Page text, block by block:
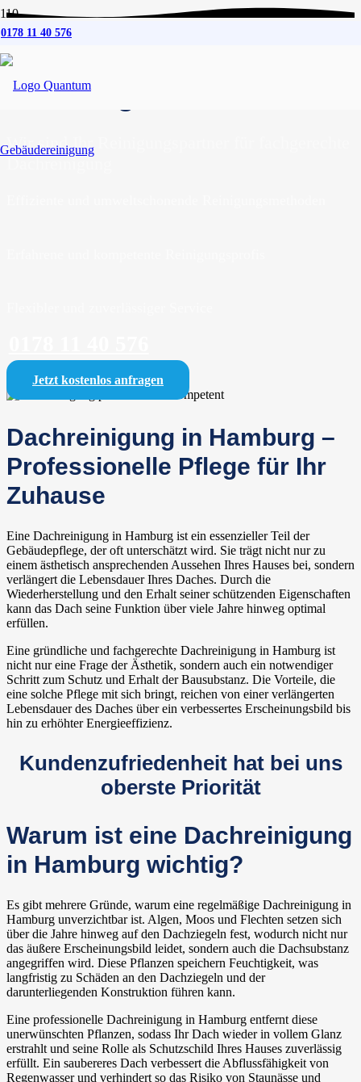
0178 11 40 576
Dachreinigung
Hamburg
Wir sind Ihr Reinigungspartner für fachgerechte
Dachreinigung
Jetzt kostenlos anfragen
Dachreinigung in Hamburg –
Professionelle Pflege für Ihr
Zuhause
Eine Dachreinigung in Hamburg ist ein essenzieller Teil der
Gebäudepflege, der oft unterschätzt wird. Sie trägt nicht nur zu
einem ästhetisch ansprechenden Aussehen Ihres Hauses bei, sondern
verlängert die Lebensdauer Ihres Daches. Durch die
Wiederherstellung und den Erhalt seiner schützenden Eigenschaften
kann das Dach seine Funktion über viele Jahre hinweg optimal
erfüllen.
Eine gründliche und fachgerechte Dachreinigung in Hamburg ist
nicht nur eine Frage der Ästhetik, sondern auch ein notwendiger
Schritt zum Schutz und Erhalt der Bausubstanz. Die Vorteile, die
eine solche Pflege mit sich bringt, reichen von einer verlängerten
Lebensdauer des Daches über ein verbessertes Erscheinungsbild bis
hin zu erhöhter Energieeffizienz.
Kundenzufriedenheit hat bei uns
oberste Priorität
Warum ist eine Dachreinigung
in Hamburg wichtig?
Es gibt mehrere Gründe, warum eine regelmäßige Dachreinigung in
Hamburg unverzichtbar ist. Algen, Moos und Flechten setzen sich
über die Jahre hinweg auf den Dachziegeln fest, wodurch nicht nur
das äußere Erscheinungsbild leidet, sondern auch die Dachsubstanz
angegriffen wird. Diese Pflanzen speichern Feuchtigkeit, was
langfristig zu Schäden an den Dachziegeln und der
darunterliegenden Konstruktion führen kann.
Eine professionelle Dachreinigung in Hamburg entfernt diese
unerwünschten Pflanzen, sodass Ihr Dach wieder in vollem Glanz
erstrahlt und seine Rolle als Schutzschild Ihres Hauses zuverlässig
erfüllt. Ein saubereres Dach verbessert die Abflussfähigkeit von
Regenwasser und verhindert so das Risiko von Staunässe und